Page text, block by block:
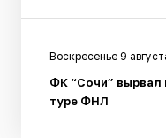
Воскресенье 9
ФК “Сочи” вырвал
туре ФНЛ